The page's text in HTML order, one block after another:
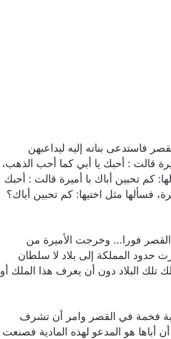
فاستدعی بناته إليه ليداعبهن
قالت : أحبك يا أبي كما أحب الذهب،
كم تحبين أباك با أميرة قالت : أحبك
فسألها مثل اختيها: كم تحبين أباك؟
فورا… وخرجت الأميرة من
حدود المملكة إلى بلاد لا سلطان
البلاد دون أن يعرف هذا الملك أو
فخمة في القصر وامر أن تشرف
أباها هو المدعو لهذه المادية فصنعت